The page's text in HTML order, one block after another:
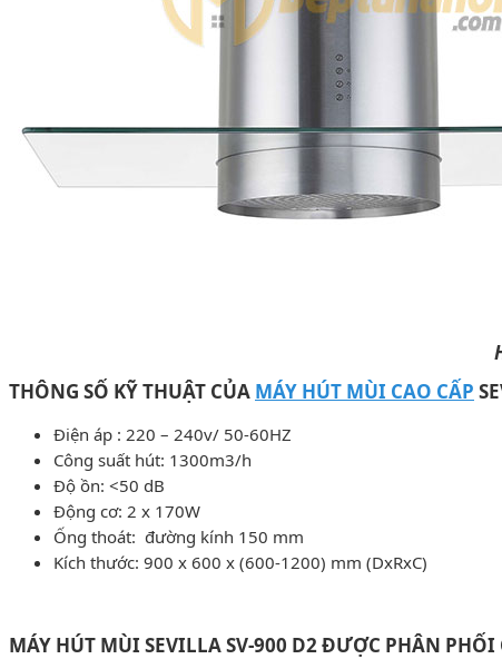
THÔNG SỐ KỸ THUẬT CỦA MÁY HÚT MÙI CAO CẤP
Điện áp : 220 – 240v/ 50-60HZ
Công suất hút: 1300m3/h
Độ ồn: <50 dB
Động cơ: 2 x 170W
Ống thoát: đường kính 150 mm
Kích thước: 900 x 600 x (600-1200) mm (DxRxC)
MÁY HÚT MÙI SEVILLA SV-900 D2 ĐƯỢC PHÂN